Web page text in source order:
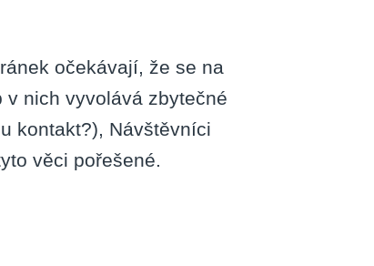
očekávají, že se na
nich vyvolává zbytečné
kontakt?), Návštěvníci
věci pořešené.